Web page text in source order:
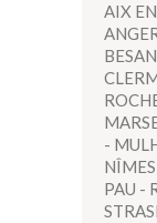
AIX
-
NÎMES
PAU -